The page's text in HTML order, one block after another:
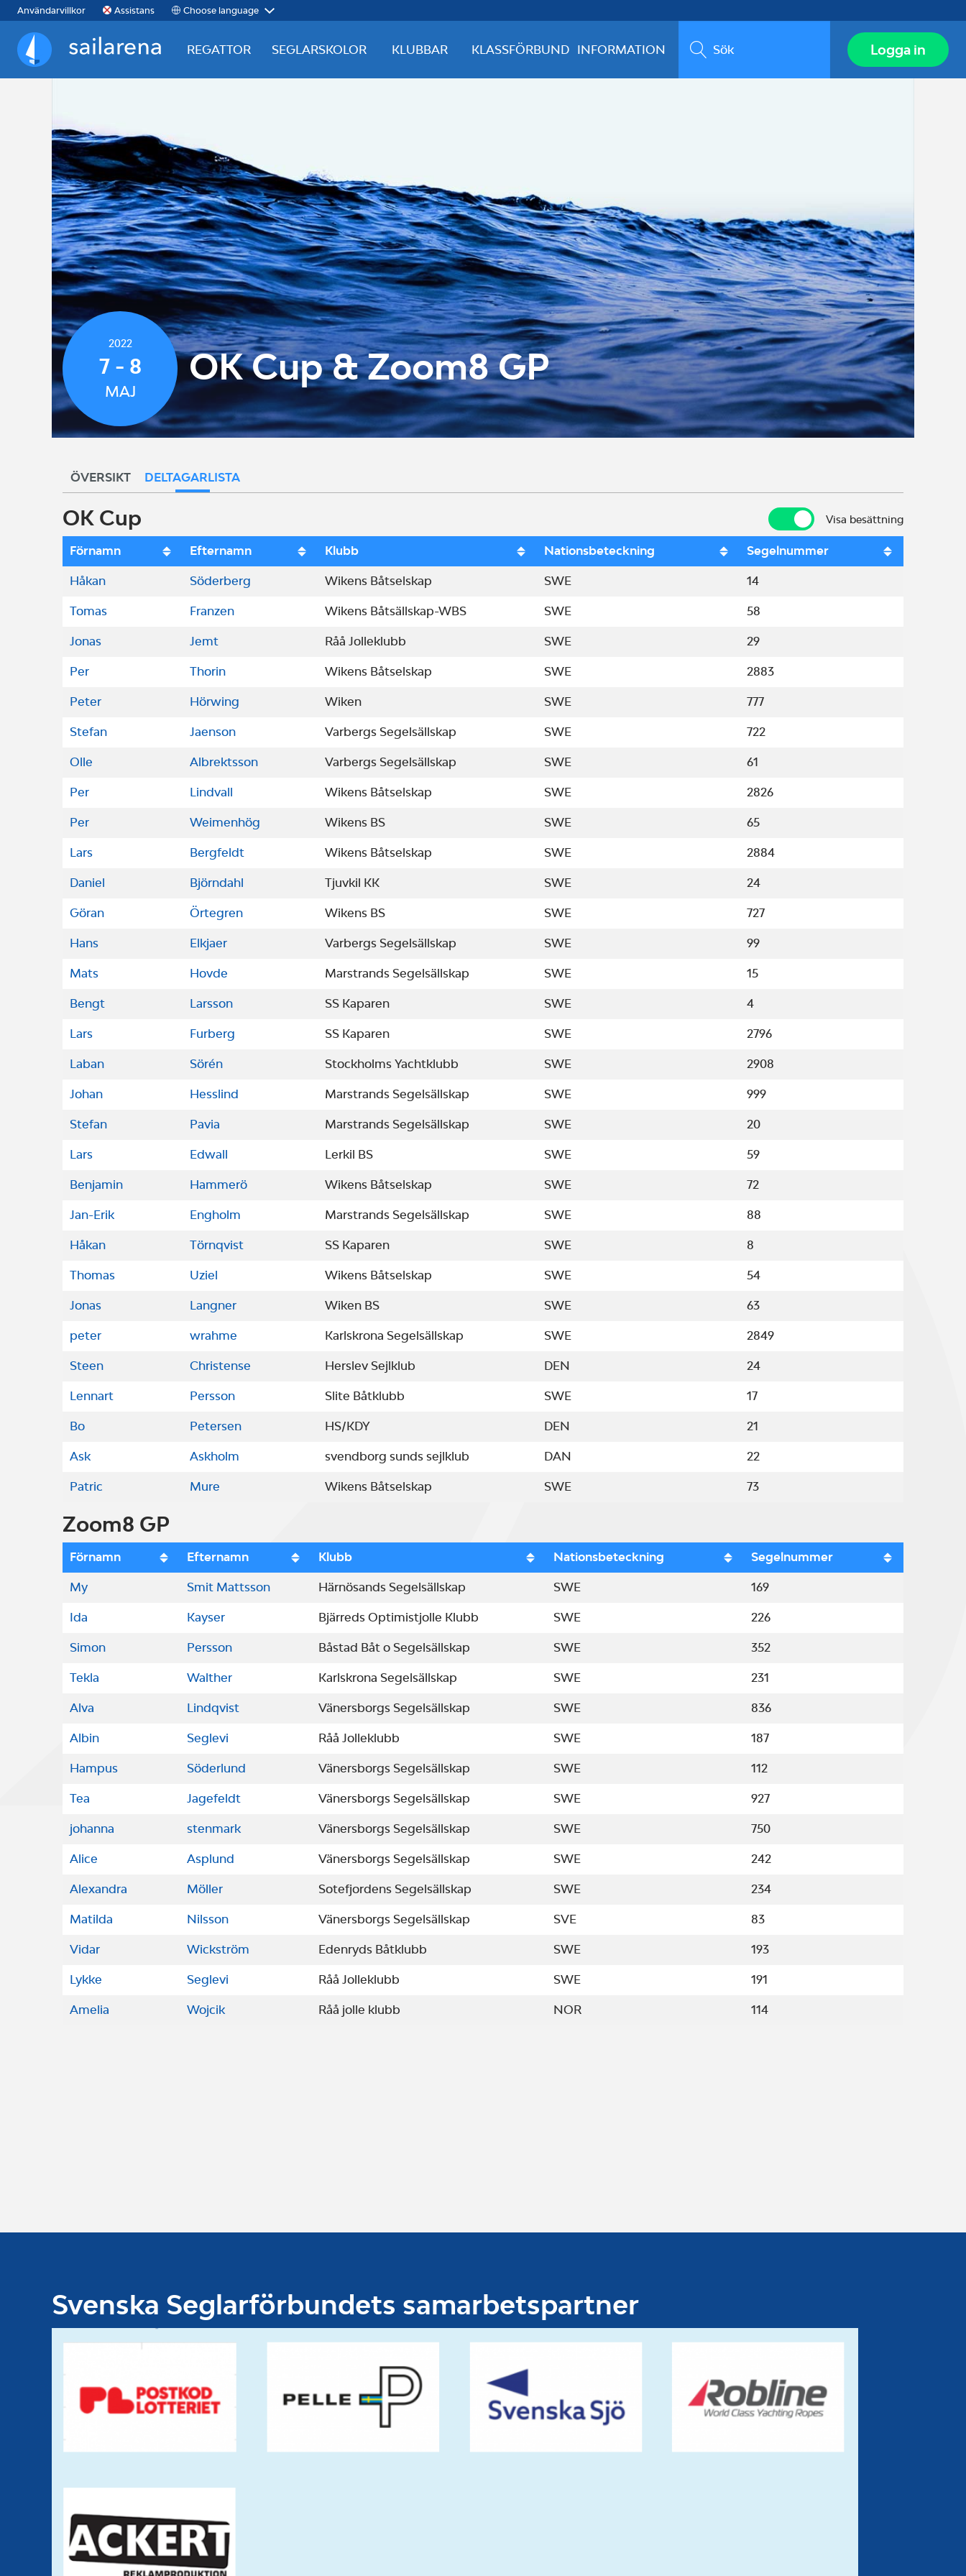
Användarvillkor Assistans Choose language
Sailarena
REGATTOR SEGLARSKOLOR KLUBBAR KLASSFÖRBUND INFORMATION Sök Logga in
2022
7 - 8
MAJ
OK Cup & Zoom8 GP
ÖVERSIKT DELTAGARLISTA
Visa besättningVisa besättning
OK Cup
Förnamn Efternamn Klubb Nationsbeteckning Segelnummer
Håkan Söderberg Wikens Båtselskap SWE 14
Tomas Franzen Wikens Båtsällskap-WBS SWE 58
Jonas Jemt Råå Jolleklubb SWE 29
Per Thorin Wikens Båtselskap SWE 2883
Peter Hörwing Wiken SWE 777
Stefan Jaenson Varbergs Segelsällskap SWE 722
Olle Albrektsson Varbergs Segelsällskap SWE 61
Per Lindvall Wikens Båtselskap SWE 2826
Per Weimenhög Wikens BS SWE 65
Lars Bergfeldt Wikens Båtselskap SWE 2884
Daniel Björndahl Tjuvkil KK SWE 24
Göran Örtegren Wikens BS SWE 727
Hans Elkjaer Varbergs Segelsällskap SWE 99
Mats Hovde Marstrands Segelsällskap SWE 15
Bengt Larsson SS Kaparen SWE 4
Lars Furberg SS Kaparen SWE 2796
Laban Sörén Stockholms Yachtklubb SWE 2908
Johan Hesslind Marstrands Segelsällskap SWE 999
Stefan Pavia Marstrands Segelsällskap SWE 20
Lars Edwall Lerkil BS SWE 59
Benjamin Hammerö Wikens Båtselskap SWE 72
Jan-Erik Engholm Marstrands Segelsällskap SWE 88
Håkan Törnqvist SS Kaparen SWE 8
Thomas Uziel Wikens Båtselskap SWE 54
Jonas Langner Wiken BS SWE 63
peter wrahme Karlskrona Segelsällskap SWE 2849
Steen Christense Herslev Sejlklub DEN 24
Lennart Persson Slite Båtklubb SWE 17
Bo Petersen HS/KDY DEN 21
Ask Askholm svendborg sunds sejlklub DAN 22
Patric Mure Wikens Båtselskap SWE 73
Zoom8 GP
Förnamn Efternamn Klubb Nationsbeteckning Segelnummer
My Smit Mattsson Härnösands Segelsällskap SWE 169
Ida Kayser Bjärreds Optimistjolle Klubb SWE 226
Simon Persson Båstad Båt o Segelsällskap SWE 352
Tekla Walther Karlskrona Segelsällskap SWE 231
Alva Lindqvist Vänersborgs Segelsällskap SWE 836
Albin Seglevi Råå Jolleklubb SWE 187
Hampus Söderlund Vänersborgs Segelsällskap SWE 112
Tea Jagefeldt Vänersborgs Segelsällskap SWE 927
johanna stenmark Vänersborgs Segelsällskap SWE 750
Alice Asplund Vänersborgs Segelsällskap SWE 242
Alexandra Möller Sotefjordens Segelsällskap SWE 234
Matilda Nilsson Vänersborgs Segelsällskap SVE 83
Vidar Wickström Edenryds Båtklubb SWE 193
Lykke Seglevi Råå Jolleklubb SWE 191
Amelia Wojcik Råå jolle klubb NOR 114
Svenska Seglarförbundets samarbetspartner